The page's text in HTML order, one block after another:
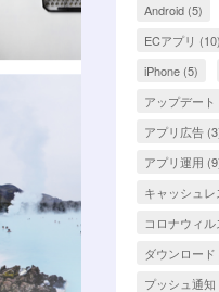
Android(5)
ECアプリ (10)
iPhone(5)
アップデート
アプリ広告
アプリ運用
キャッシュレ
コロナウィル
ダウンロード
プッシュ通知